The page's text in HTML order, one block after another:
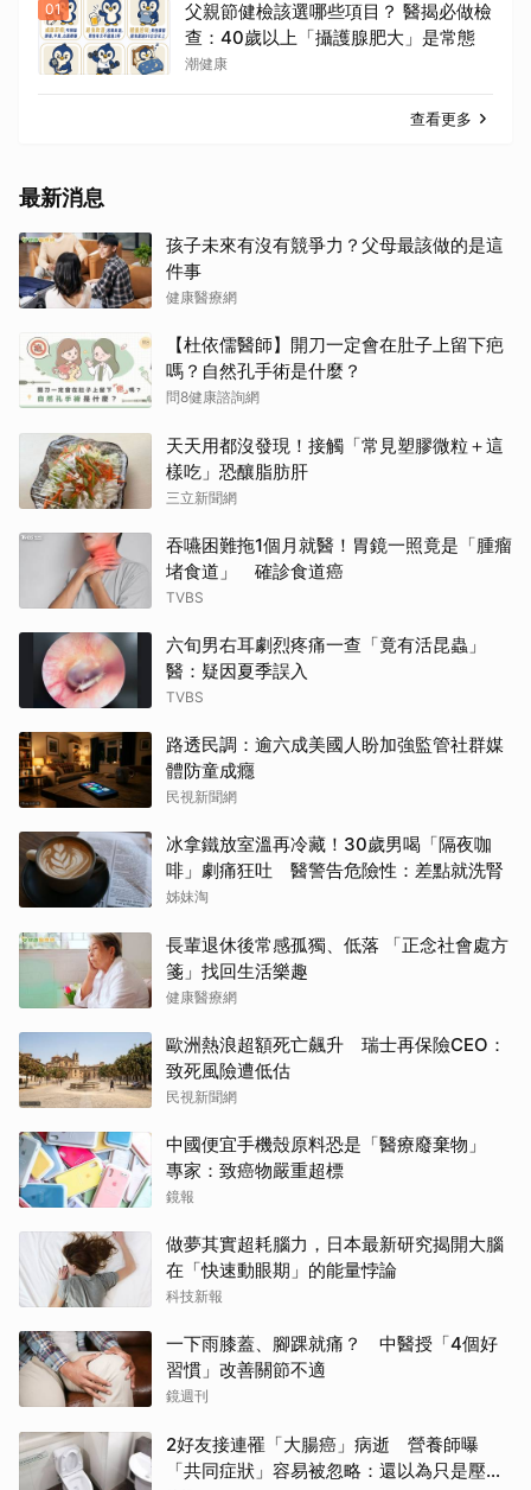
01
父親節健檢該選哪些項目？ 醫揭必做檢
查：40歲以上「攝護腺肥大」是常態
潮健康
查看更多
最新消息
孩子未來有沒有競爭力？父母最該做的是這
件事
健康醫療網
【杜依儒醫師】開刀一定會在肚子上留下疤
嗎？自然孔手術是什麼？
問8健康諮詢網
天天用都沒發現！接觸「常見塑膠微粒＋這
樣吃」恐釀脂肪肝
三立新聞網
吞嚥困難拖1個月就醫！胃鏡一照竟是「腫瘤
堵食道」 確診食道癌
TVBS
六旬男右耳劇烈疼痛一查「竟有活昆蟲」
醫：疑因夏季誤入
TVBS
路透民調：逾六成美國人盼加強監管社群媒
體防童成癮
民視新聞網
冰拿鐵放室溫再冷藏！30歲男喝「隔夜咖
啡」劇痛狂吐 醫警告危險性：差點就洗腎
姊妹淘
長輩退休後常感孤獨、低落 「正念社會處方
箋」找回生活樂趣
健康醫療網
歐洲熱浪超額死亡飆升 瑞士再保險CEO：
致死風險遭低估
民視新聞網
中國便宜手機殼原料恐是「醫療廢棄物」
專家：致癌物嚴重超標
鏡報
做夢其實超耗腦力，日本最新研究揭開大腦
在「快速動眼期」的能量悖論
科技新報
一下雨膝蓋、腳踝就痛？ 中醫授「4個好
習慣」改善關節不適
鏡週刊
2好友接連罹「大腸癌」病逝 營養師曝
「共同症狀」容易被忽略：還以為只是壓力